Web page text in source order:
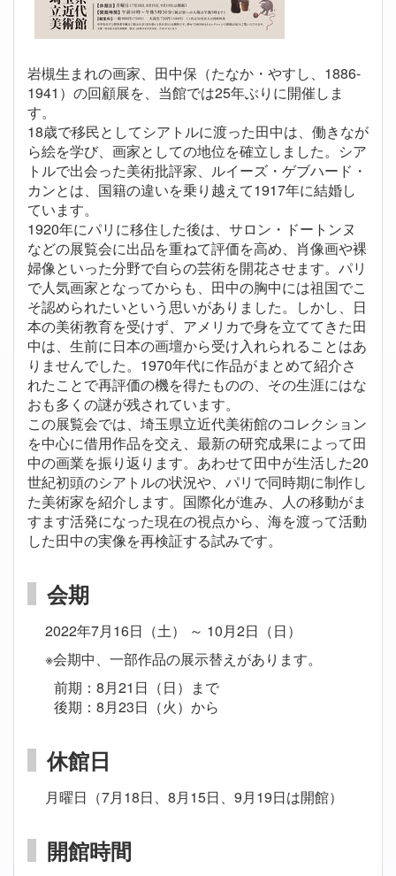
岩槻生まれの画家、田中保（たなか・やすし、1886-
1941）の回顧展を、当館では25年ぶりに開催しま
す。
18歳で移民としてシアトルに渡った田中は、働きなが
ら絵を学び、画家としての地位を確立しました。シア
トルで出会った美術批評家、ルイーズ・ゲブハード・
カンとは、国籍の違いを乗り越えて1917年に結婚し
ています。
1920年にパリに移住した後は、サロン・ドートンヌ
などの展覧会に出品を重ねて評価を高め、肖像画や裸
婦像といった分野で自らの芸術を開花させます。パリ
で人気画家となってからも、田中の胸中には祖国でこ
そ認められたいという思いがありました。しかし、日
本の美術教育を受けず、アメリカで身を立ててきた田
中は、生前に日本の画壇から受け入れられることはあ
りませんでした。1970年代に作品がまとめて紹介さ
れたことで再評価の機を得たものの、その生涯にはな
おも多くの謎が残されています。
この展覧会では、埼玉県立近代美術館のコレクション
を中心に借用作品を交え、最新の研究成果によって田
中の画業を振り返ります。あわせて田中が生活した20
世紀初頭のシアトルの状況や、パリで同時期に制作し
た美術家を紹介します。国際化が進み、人の移動がま
すます活発になった現在の視点から、海を渡って活動
した田中の実像を再検証する試みです。
会期
2022年7月16日（土） ～ 10月2日 （日）
※会期中、一部作品の展示替えがあります。
前期：8月21日（日）まで
後期：8月23日（火）から
休館日
月曜日（7月18日、8月15日、9月19日は開館）
開館時間